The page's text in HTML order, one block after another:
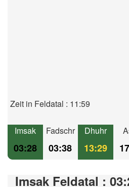
Zeit in Feldatal : 11:59
Imsak
03:28
Fadschr
03:38
Dhuhr
13:29
Imsak Feldatal :